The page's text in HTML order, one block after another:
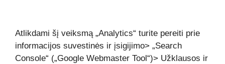
Atlikdami šį veiksmą „Analytics“ turite pereiti prie
informacijos suvestinės ir įsigijimo> „Search
Console“ („Google Webmaster Tool“)> Užklausos ir